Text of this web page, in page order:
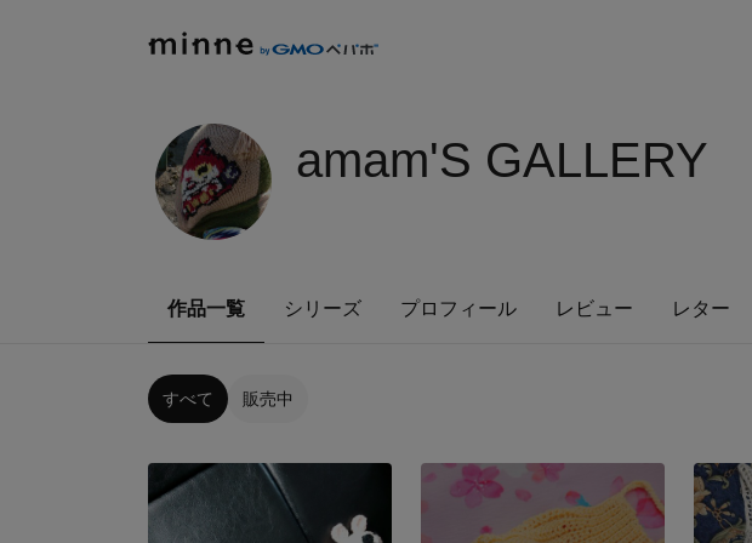
amam'S GALLERY
作品一覧 シリーズ プロフィール レビュー レター
すべて 販売中